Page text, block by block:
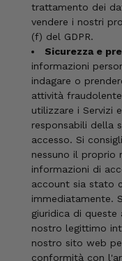
trattamento dei
vendere i nostri
(f) del GDPR.
Sicurezza e
informazioni
indagare o
attività
utilizzare i Servizi
responsabili della
accesso. Si
nessuno il proprio
informazioni di
account sia stato
immediatamente.
giuridica di
nostro legittimo
nostro sito web
conformità con